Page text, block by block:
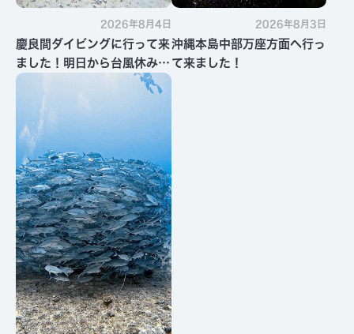
2026年8月4日
慶良間ダイビングに行って来
ました！明日から台風休みで
す・・・
2026年8月3日
沖縄本島中部万座方面へ行っ
て来ました！